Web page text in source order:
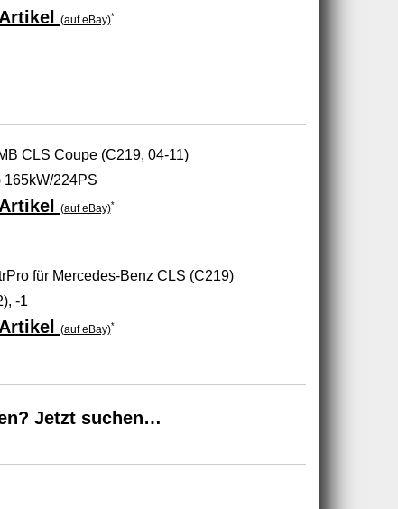
(auf eBay)*
CLS Coupe (C219, 04-11)
224PS
(auf eBay)*
für Mercedes-Benz CLS (C219)
-1
(auf eBay)*
Jetzt suchen…